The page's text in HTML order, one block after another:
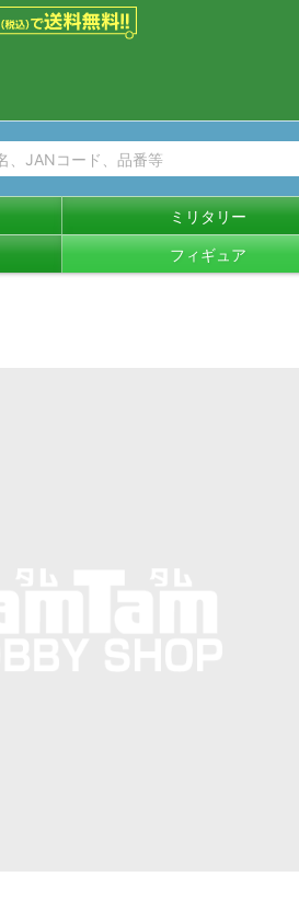
ミリタリー
フィギュア